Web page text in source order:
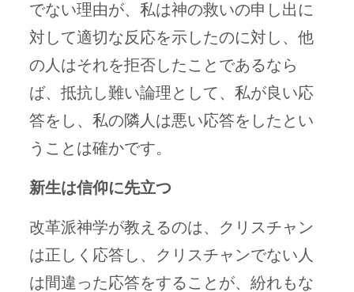
でない理由が、私は神の救いの申し出に
対して適切な反応を示したのに対し、他
の人はそれを拒否したことであるなら
ば、抵抗し難い論理として、私が良い応
答をし、私の隣人は悪い応答をしたとい
うことは確かです。
新生は信仰に先立つ
改革派神学が教えるのは、クリスチャン
は正しく応答し、クリスチャンでない人
は間違った応答をすることが、紛れもな